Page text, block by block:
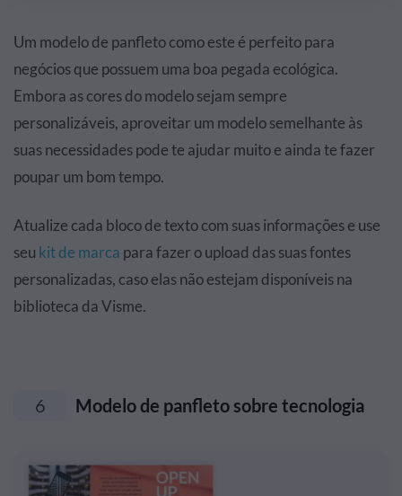
Um modelo de panfleto como este é perfeito para
negócios que possuem uma boa pegada ecológica.
Embora as cores do modelo sejam sempre
personalizáveis, aproveitar um modelo semelhante às
suas necessidades pode te ajudar muito e ainda te fazer
poupar um bom tempo.
Atualize cada bloco de texto com suas informações e use
seu kit de marca para fazer o upload das suas fontes
personalizadas, caso elas não estejam disponíveis na
biblioteca da Visme.
6 Modelo de panfleto sobre tecnologia